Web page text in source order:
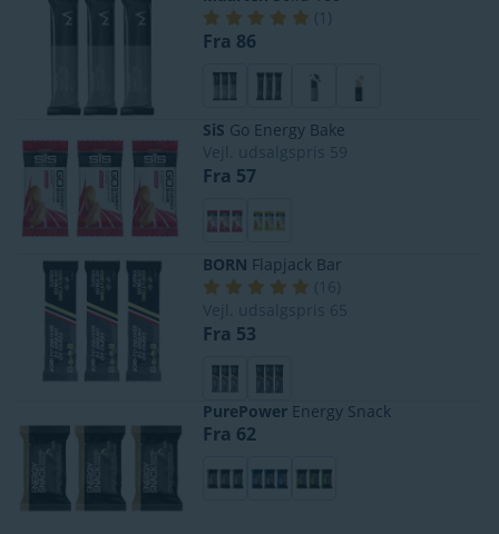
(
Fra 86
SiS Go Energy Bake
Vejl. udsalgspris
59
Fra 57
BORN Flapjack Bar
( 16
Vejl. udsalgspris 65
Fra 53
PurePower Energy Snack
Fra 62